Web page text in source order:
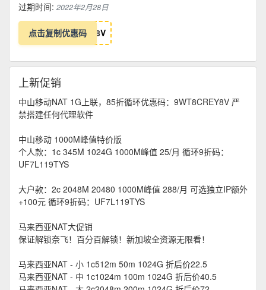
过期时间: 2022年2月28日
点击复制优惠码 8V
上新促销
中山移动NAT 1G上联，85折循环优惠码：9WT8CREY8V 严
禁搭建任何代理软件
中山移动 1000M峰值特价版
个人款：1c 345M 1024G 1000M峰值 25/月 循环9折码：
UF7L119TYS
大户款：2c 2048M 20480 1000M峰值 288/月 可选独立IP额外
+100元 循环9折码：UF7L119TYS
马来西亚NAT大促销
保证解锁奈飞！百分百解锁！新加坡全资源无限看！
马来西亚NAT - 小 1c512m 50m 1024G 折后价22.5
马来西亚NAT - 中 1c1024m 100m 1024G 折后价40.5